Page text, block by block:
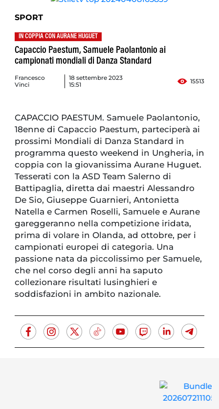
SPORT
IN COPPIA CON AURANE HUGUET
Capaccio Paestum, Samuele Paolantonio ai
campionati mondiali di Danza Standard
Francesco
Vinci
18 settembre 2023
15:51
15513
CAPACCIO PAESTUM. Samuele Paolantonio,
18enne di Capaccio Paestum, parteciperà ai
prossimi Mondiali di Danza Standard in
programma questo weekend in Ungheria, in
coppia con la giovanissima Aurane Huguet.
Tesserati con la ASD Team Salerno di
Battipaglia, diretta dai maestri Alessandro
De Sio, Giuseppe Guarnieri, Antonietta
Natella e Carmen Roselli, Samuele e Aurane
gareggeranno nella competizione iridata,
prima di volare in Olanda, ad ottobre, per i
campionati europei di categoria. Una
passione nata da piccolissimo per Samuele,
che nel corso degli anni ha saputo
collezionare risultati lusinghieri e
soddisfazioni in ambito nazionale.